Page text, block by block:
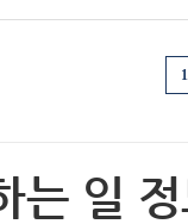
1
는 일